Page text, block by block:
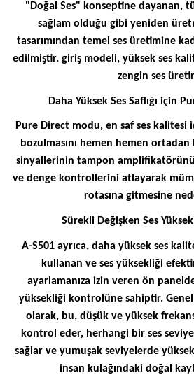
"Doğal Ses" konseptine dayanan,
sağlam olduğu gibi yeniden
tasarımından temel ses üretimine
edilmiştir. giriş modeli, yüksek ses
zengin ses
Daha Yüksek Ses Saflığı için
Pure Direct modu, en saf ses kalitesi
bozulmasını hemen hemen
sinyallerinin tampon
ve denge kontrollerini atlayarak
rotasına gitmesine
Sürekli Değişken Ses
A-S501 ayrıca, daha yüksek ses
kullanan ve ses yüksekliği
ayarlamanıza izin veren ön
yüksekliği kontrolüne sahiptir. Genel
olarak, bu, düşük ve yüksek
kontrol eder, herhangi bir ses
sağlar ve yumuşak seviyelerde
insan kulağındaki doğal